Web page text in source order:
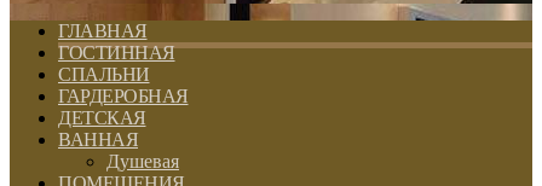
ГЛАВНАЯ
ГОСТИННАЯ
СПАЛЬНИ
ГАРДЕРОБНАЯ
ДЕТСКАЯ
ВАННАЯ
Душевая